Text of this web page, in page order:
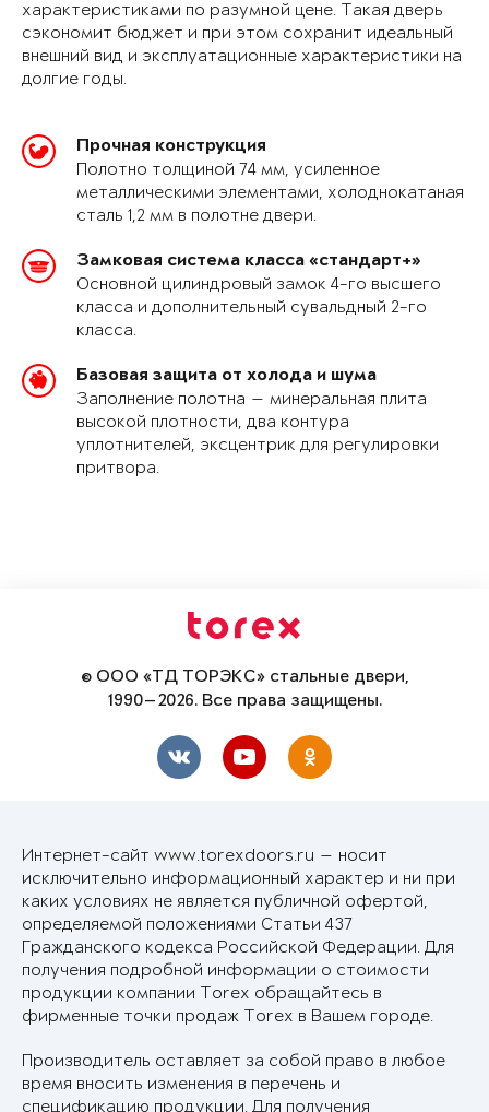
характеристиками по разумной цене. Такая дверь
сэкономит бюджет и при этом сохранит идеальный
внешний вид и эксплуатационные характеристики на
долгие годы.
Прочная конструкция
Полотно толщиной 74 мм, усиленное
металлическими элементами, холоднокатаная
сталь 1,2 мм в полотне двери.
Замковая система класса «стандарт+»
Основной цилиндровый замок 4-го высшего
класса и дополнительный сувальдный 2-го
класса.
Базовая защита от холода и шума
Заполнение полотна — минеральная плита
высокой плотности, два контура
уплотнителей, эксцентрик для регулировки
притвора.
© ООО «ТД ТОРЭКС» стальные двери,
1990—2026. Все права защищены.
Интернет-сайт www.torexdoors.ru — носит
исключительно информационный характер и ни при
каких условиях не является публичной офертой,
определяемой положениями Статьи 437
Гражданского кодекса Российской Федерации. Для
получения подробной информации о стоимости
продукции компании Torex обращайтесь в
фирменные точки продаж Torex в Вашем городе.
Производитель оставляет за собой право в любое
время вносить изменения в перечень и
спецификацию продукции. Для получения